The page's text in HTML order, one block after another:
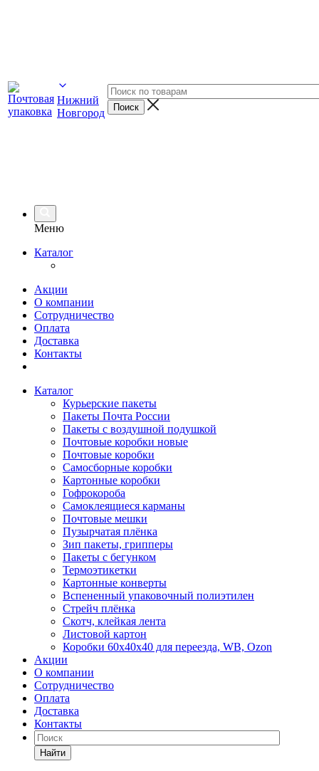
Нижний
Новгород
Меню
Каталог
Акции
О компании
Сотрудничество
Оплата
Доставка
Контакты
Каталог
Курьерские пакеты
Пакеты Почта России
Пакеты с воздушной подушкой
Почтовые коробки новые
Почтовые коробки
Самосборные коробки
Картонные коробки
Гофрокороба
Самоклеящиеся карманы
Почтовые мешки
Пузырчатая плёнка
Зип пакеты, грипперы
Пакеты с бегунком
Термоэтикетки
Картонные конверты
Вспененный упаковочный полиэтилен
Стрейч плёнка
Скотч, клейкая лента
Листовой картон
Коробки 60х40х40 для переезда, WB, Ozon
Акции
О компании
Сотрудничество
Оплата
Доставка
Контакты
Найти